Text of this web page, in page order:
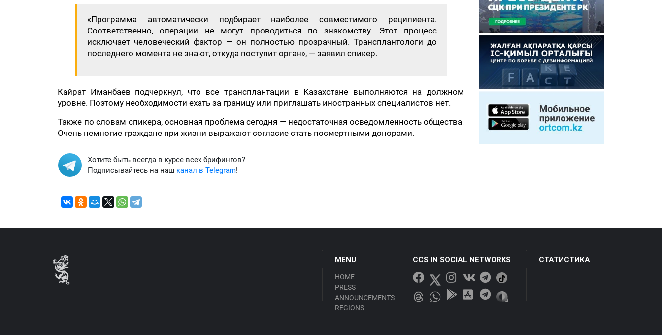
«Программа автоматически подбирает наиболее совместимого реципиента.
Соответственно, операции не могут проводиться по знакомству. Этот процесс
исключает человеческий фактор — он полностью прозрачный. Трансплантологи до
последнего момента не знают, откуда поступит орган», — заявил спикер.
Кайрат Иманбаев подчеркнул, что все трансплантации в Казахстане выполняются на должном
уровне. Поэтому необходимости ехать за границу или приглашать иностранных специалистов нет.
Также по словам спикера, основная проблема сегодня — недостаточная осведомленность общества.
Очень немногие граждане при жизни выражают согласие стать посмертными донорами.
Хотите быть всегда в курсе всех брифингов?
Подписывайтесь на наш канал в Telegram!
MENU
HOME
PRESS
ANNOUNCEMENTS
REGIONS
CCS IN SOCIAL NETWORKS СТАТИСТИКА